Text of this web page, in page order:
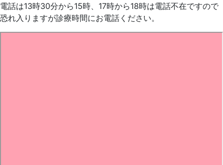
電話は13時30分から15時、17時から18時は電話不在ですので
恐れ入りますが診療時間にお電話ください。